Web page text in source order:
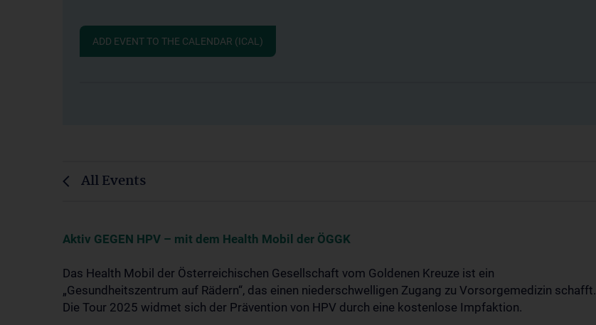
ADD EVENT TO THE CALENDAR (ICAL)
All Events
Aktiv GEGEN HPV – mit dem Health Mobil der ÖGGK
Das Health Mobil der Österreichischen Gesellschaft vom Goldenen Kreuze ist ein
„Gesundheitszentrum auf Rädern“, das einen niederschwelligen Zugang zu Vorsorgemedizin schafft.
Die Tour 2025 widmet sich der Prävention von HPV durch eine kostenlose Impfaktion.